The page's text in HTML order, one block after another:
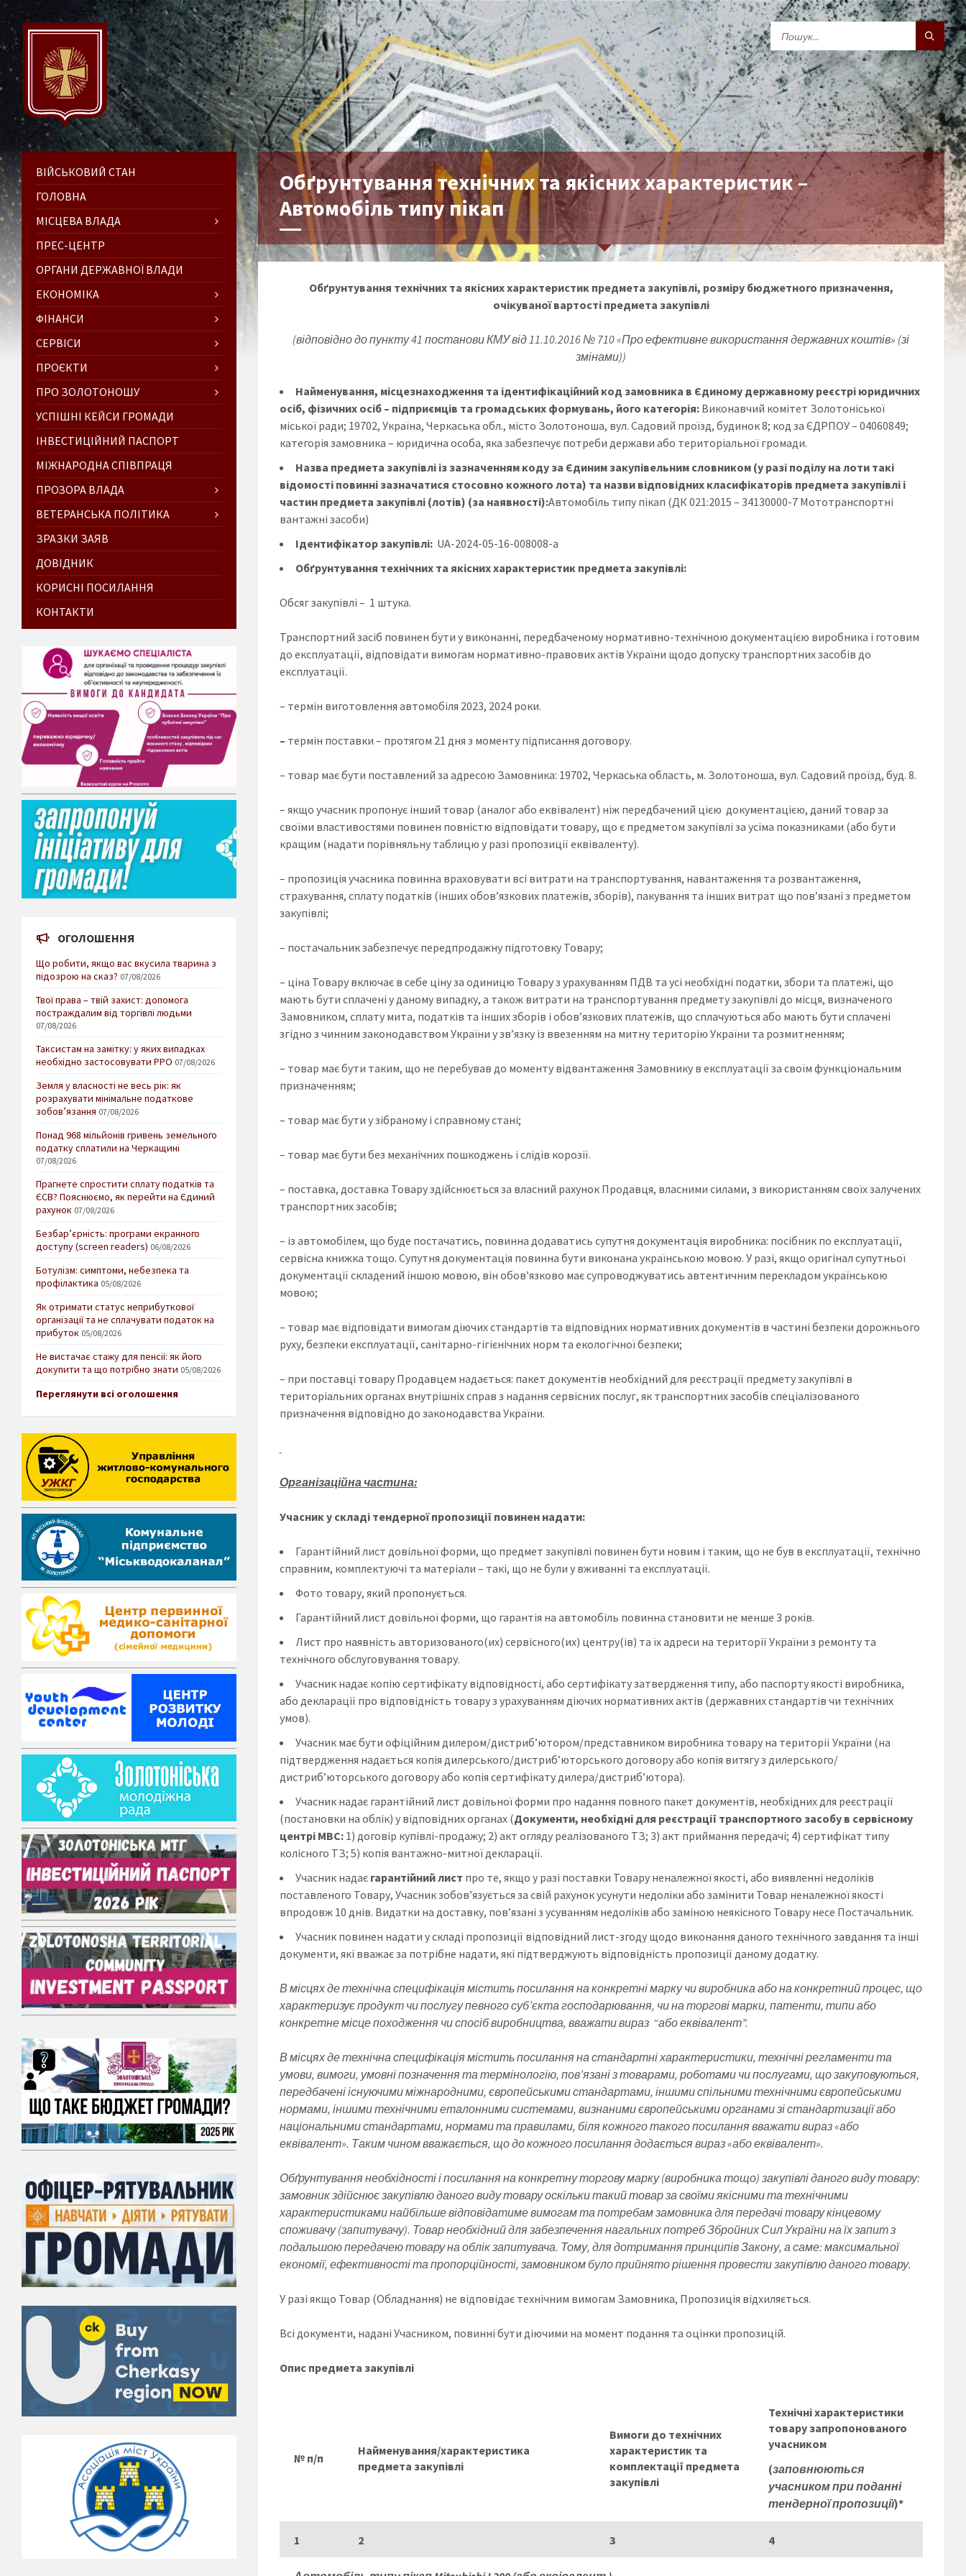
Обґрунтування технічних та якісних характеристик –
Автомобіль типу пікап
Обґрунтування технічних та якісних характеристик предмета закупівлі, розміру бюджетного призначення,
очікуваної вартості предмета закупівлі
(відповідно до пункту 41 постанови КМУ від 11.10.2016 № 710 «Про ефективне використання державних коштів» (зі
змінами))
Найменування, місцезнаходження та ідентифікаційний код замовника в Єдиному державному реєстрі юридичних
осіб, фізичних осіб – підприємців та громадських формувань, його категорія: Виконавчий комітет Золотоніської
міської ради; 19702, Україна, Черкаська обл., місто Золотоноша, вул. Садовий проїзд, будинок 8; код за ЄДРПОУ – 04060849;
категорія замовника – юридична особа, яка забезпечує потреби держави або територіальної громади.
Назва предмета закупівлі із зазначенням коду за Єдиним закупівельним словником (у разі поділу на лоти такі
відомості повинні зазначатися стосовно кожного лота) та назви відповідних класифікаторів предмета закупівлі і
частин предмета закупівлі (лотів) (за наявності):Автомобіль типу пікап (ДК 021:2015 – 34130000-7 Мототранспортні
вантажні засоби)
Ідентифікатор закупівлі: UA-2024-05-16-008008-a
Обґрунтування технічних та якісних характеристик предмета закупівлі:
Обсяг закупівлі – 1 штука.
Транспортний засіб повинен бути у виконанні, передбаченому нормативно-технічною документацією виробника і готовим
до експлуатації, відповідати вимогам нормативно-правових актів України щодо допуску транспортних засобів до
експлуатації.
– термін виготовлення автомобіля 2023, 2024 роки.
– термін поставки – протягом 21 дня з моменту підписання договору.
– товар має бути поставлений за адресою Замовника: 19702, Черкаська область, м. Золотоноша, вул. Садовий проїзд, буд. 8.
– якщо учасник пропонує інший товар (аналог або еквівалент) ніж передбачений цією документацією, даний товар за
своїми властивостями повинен повністю відповідати товару, що є предметом закупівлі за усіма показниками (або бути
кращим (надати порівняльну таблицю у разі пропозиції еквіваленту).
– пропозиція учасника повинна враховувати всі витрати на транспортування, навантаження та розвантаження,
страхування, сплату податків (інших обов’язкових платежів, зборів), пакування та інших витрат що пов’язані з предметом
закупівлі;
– постачальник забезпечує передпродажну підготовку Товару;
– ціна Товару включає в себе ціну за одиницю Товару з урахуванням ПДВ та усі необхідні податки, збори та платежі, що
мають бути сплачені у даному випадку, а також витрати на транспортування предмету закупівлі до місця, визначеного
Замовником, сплату мита, податків та інших зборів і обов’язкових платежів, що сплачуються або мають бути сплачені
згідно з чинним законодавством України у зв’язку із ввезенням на митну територію України та розмитненням;
– товар має бути таким, що не перебував до моменту відвантаження Замовнику в експлуатації за своїм функціональним
призначенням;
– товар має бути у зібраному і справному стані;
– товар має бути без механічних пошкоджень і слідів корозії.
– поставка, доставка Товару здійснюється за власний рахунок Продавця, власними силами, з використанням своїх залучених
транспортних засобів;
– із автомобілем, що буде постачатись, повинна додаватись супутня документація виробника: посібник по експлуатації,
сервісна книжка тощо. Супутня документація повинна бути виконана українською мовою. У разі, якщо оригінал супутньої
документації складений іншою мовою, він обов’язково має супроводжуватись автентичним перекладом українською
мовою;
– товар має відповідати вимогам діючих стандартів та відповідних нормативних документів в частині безпеки дорожнього
руху, безпеки експлуатації, санітарно-гігієнічних норм та екологічної безпеки;
– при поставці товару Продавцем надається: пакет документів необхідний для реєстрації предмету закупівлі в
територіальних органах внутрішніх справ з надання сервісних послуг, як транспортних засобів спеціалізованого
призначення відповідно до законодавства України.
Організаційна частина:
Учасник у складі тендерної пропозиції повинен надати:
Гарантійний лист довільної форми, що предмет закупівлі повинен бути новим і таким, що не був в експлуатації, технічно
справним, комплектуючі та матеріали – такі, що не були у вживанні та експлуатації.
Фото товару, який пропонується.
Гарантійний лист довільної форми, що гарантія на автомобіль повинна становити не менше 3 років.
Лист про наявність авторизованого(их) сервісного(их) центру(ів) та їх адреси на території України з ремонту та
технічного обслуговування товару.
Учасник надає копію сертифікату відповідності, або сертифікату затвердження типу, або паспорту якості виробника,
або декларації про відповідність товару з урахуванням діючих нормативних актів (державних стандартів чи технічних
умов).
Учасник має бути офіційним дилером/дистриб’ютором/представником виробника товару на території України (на
підтвердження надається копія дилерського/дистриб’юторського договору або копія витягу з дилерського/
дистриб’юторського договору або копія сертифікату дилера/дистриб’ютора).
Учасник надає гарантійний лист довільної форми про надання повного пакет документів, необхідних для реєстрації
(постановки на облік) у відповідних органах (Документи, необхідні для реєстрації транспортного засобу в сервісному
центрі МВС: 1) договір купівлі-продажу; 2) акт огляду реалізованого ТЗ; 3) акт приймання передачі; 4) сертифікат типу
колісного ТЗ; 5) копія вантажно-митної декларації.
Учасник надає гарантійний лист про те, якщо у разі поставки Товару неналежної якості, або виявленні недоліків
поставленого Товару, Учасник зобов’язується за свій рахунок усунути недоліки або замінити Товар неналежної якості
впродовж 10 днів. Видатки на доставку, пов’язані з усуванням недоліків або заміною неякісного Товару несе Постачальник.
Учасник повинен надати у складі пропозиції відповідний лист-згоду щодо виконання даного технічного завдання та інші
документи, які вважає за потрібне надати, які підтверджують відповідність пропозиції даному додатку.
В місцях де технічна специфікація містить посилання на конкретні марку чи виробника або на конкретний процес, що
характеризує продукт чи послугу певного суб’єкта господарювання, чи на торгові марки, патенти, типи або
конкретне місце походження чи спосіб виробництва, вважати вираз “або еквівалент”.
В місцях де технічна специфікація містить посилання на стандартні характеристики, технічні регламенти та
умови, вимоги, умовні позначення та термінологію, пов’язані з товарами, роботами чи послугами, що закуповуються,
передбачені існуючими міжнародними, європейськими стандартами, іншими спільними технічними європейськими
нормами, іншими технічними еталонними системами, визнаними європейськими органами зі стандартизації або
національними стандартами, нормами та правилами, біля кожного такого посилання вважати вираз «або
еквівалент». Таким чином вважається, що до кожного посилання додається вираз «або еквівалент».
Обґрунтування необхідності і посилання на конкретну торгову марку (виробника тощо) закупівлі даного виду товару:
замовник здійснює закупівлю даного виду товару оскільки такий товар за своїми якісними та технічними
характеристиками найбільше відповідатиме вимогам та потребам замовника для передачі товару кінцевому
споживачу (запитувачу). Товар необхідний для забезпечення нагальних потреб Збройних Сил України на їх запит з
подальшою передачею товару на облік запитувача. Тому, для дотримання принципів Закону, а саме: максимальної
економії, ефективності та пропорційності, замовником було прийнято рішення провести закупівлю даного товару.
У разі якщо Товар (Обладнання) не відповідає технічним вимогам Замовника, Пропозиція відхиляється.
Всі документи, надані Учасником, повинні бути діючими на момент подання та оцінки пропозицій.
Опис предмета закупівлі
№ п/п
Найменування/характеристика
предмета закупівлі
Вимоги до технічних
характеристик та
комплектації предмета
закупівлі
Технічні характеристики
товару запропонованого
учасником
(заповнюються
учасником при поданні
тендерної пропозиції)*
1 2 3 4
ВІЙСЬКОВИЙ СТАН
ГОЛОВНА
МІСЦЕВА ВЛАДА
ПРЕС-ЦЕНТР
ОРГАНИ ДЕРЖАВНОЇ ВЛАДИ
ЕКОНОМІКА
ФІНАНСИ
СЕРВІСИ
ПРОЄКТИ
ПРО ЗОЛОТОНОШУ
УСПІШНІ КЕЙСИ ГРОМАДИ
ІНВЕСТИЦІЙНИЙ ПАСПОРТ
МІЖНАРОДНА СПІВПРАЦЯ
ПРОЗОРА ВЛАДА
ВЕТЕРАНСЬКА ПОЛІТИКА
ЗРАЗКИ ЗАЯВ
ДОВІДНИК
КОРИСНІ ПОСИЛАННЯ
КОНТАКТИ
ОГОЛОШЕННЯ
Що робити, якщо вас вкусила тварина з
підозрою на сказ? 07/08/2026
Твої права – твій захист: допомога
постраждалим від торгівлі людьми
07/08/2026
Таксистам на замітку: у яких випадках
необхідно застосовувати РРО 07/08/2026
Земля у власності не весь рік: як
розрахувати мінімальне податкове
зобов’язання 07/08/2026
Понад 968 мільйонів гривень земельного
податку сплатили на Черкащині
07/08/2026
Прагнете спростити сплату податків та
ЄСВ? Пояснюємо, як перейти на Єдиний
рахунок 07/08/2026
Безбар’єрність: програми екранного
доступу (screen readers) 06/08/2026
Ботулізм: симптоми, небезпека та
профілактика 05/08/2026
Як отримати статус неприбуткової
організації та не сплачувати податок на
прибуток 05/08/2026
Не вистачає стажу для пенсії: як його
докупити та що потрібно знати 05/08/2026
Переглянути всі оголошення